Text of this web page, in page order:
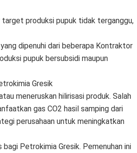
target produksi pupuk tidak terganggu,
dipenuhi dari beberapa Kontraktor
pupuk bersubsidi maupun
Gresik
meneruskan hilirisasi produk. Salah
gas CO2 hasil samping dari
perusahaan untuk meningkatkan
Petrokimia Gresik. Pemenuhan ini